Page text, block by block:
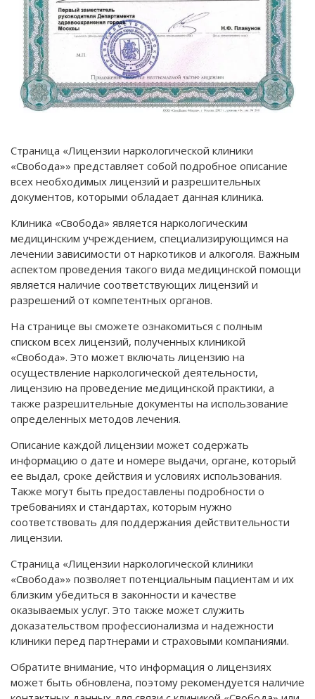
Страница «Лицензии наркологической клиники
«Свобода»» представляет собой подробное описание
всех необходимых лицензий и разрешительных
документов, которыми обладает данная клиника.
Клиника «Свобода» является наркологическим
медицинским учреждением, специализирующимся на
лечении зависимости от наркотиков и алкоголя. Важным
аспектом проведения такого вида медицинской помощи
является наличие соответствующих лицензий и
разрешений от компетентных органов.
На странице вы сможете ознакомиться с полным
списком всех лицензий, полученных клиникой
«Свобода». Это может включать лицензию на
осуществление наркологической деятельности,
лицензию на проведение медицинской практики, а
также разрешительные документы на использование
определенных методов лечения.
Описание каждой лицензии может содержать
информацию о дате и номере выдачи, органе, который
ее выдал, сроке действия и условиях использования.
Также могут быть предоставлены подробности о
требованиях и стандартах, которым нужно
соответствовать для поддержания действительности
лицензии.
Страница «Лицензии наркологической клиники
«Свобода»» позволяет потенциальным пациентам и их
близким убедиться в законности и качестве
оказываемых услуг. Это также может служить
доказательством профессионализма и надежности
клиники перед партнерами и страховыми компаниями.
Обратите внимание, что информация о лицензиях
может быть обновлена, поэтому рекомендуется наличие